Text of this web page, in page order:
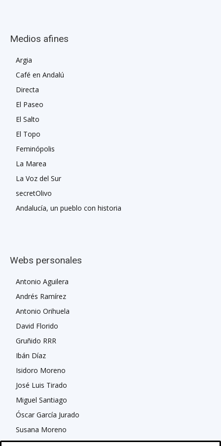
Medios afines
Argia
Café en Andalú
Directa
El Paseo
El Salto
El Topo
Feminópolis
La Marea
La Voz del Sur
secretOlivo
Andalucía, un pueblo con historia
Webs personales
Antonio Aguilera
Andrés Ramírez
Antonio Orihuela
David Florido
Gruñido RRR
Ibán Díaz
Isidoro Moreno
José Luis Tirado
Miguel Santiago
Óscar García Jurado
Susana Moreno